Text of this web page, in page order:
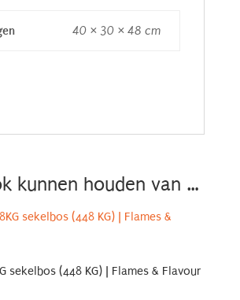
40 × 30 × 48 cm
kunnen houden van …
sekelbos (448 KG) | Flames & Flavour